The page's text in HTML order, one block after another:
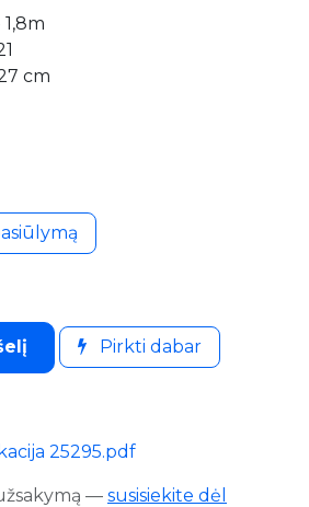
cm
Pirkti dabar
25295.pdf
— susisiekite dėl